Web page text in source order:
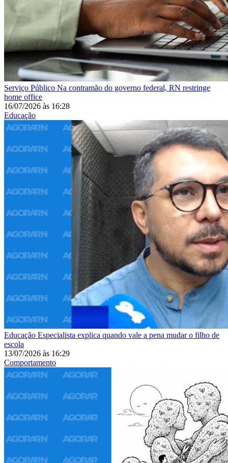
Serviço Público Na contramão do governo federal, RN restringe
home office
16/07/2026 às 16:28
Educação
Educação Especialista explica quando vale a pena mudar o filho de
escola
13/07/2026 às 16:29
Comportamento